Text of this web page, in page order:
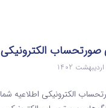
صورتحساب الکترونیکی